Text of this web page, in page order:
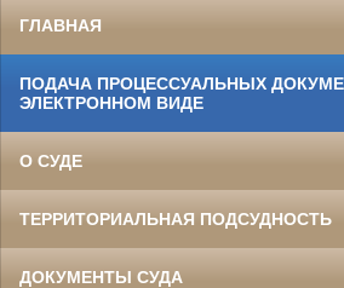
ГЛАВНАЯ
ПОДАЧА ПРОЦЕССУАЛЬНЫХ
ЭЛЕКТРОННОМ ВИДЕ
О СУДЕ
ТЕРРИТОРИАЛЬНАЯ ПОДСУДНОСТЬ
ДОКУМЕНТЫ СУДА